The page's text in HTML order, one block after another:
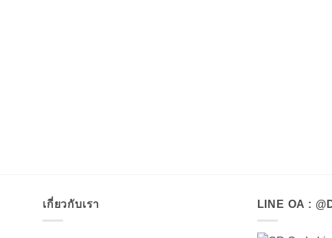
เกี่ยวกับเรา LINE OA :